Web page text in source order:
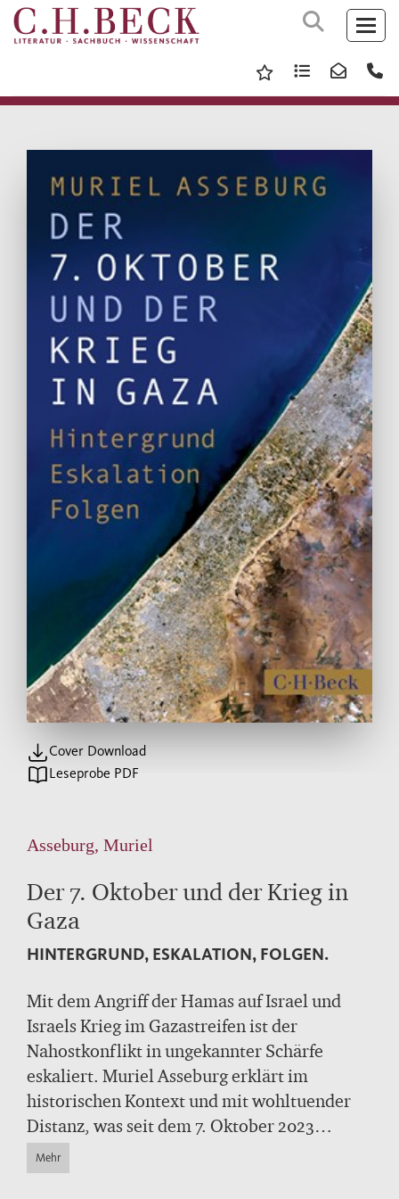
Cover Download
Leseprobe PDF
Asseburg, Muriel
Der 7. Oktober und der Krieg in
Gaza
HINTERGRUND, ESKALATION, FOLGEN.
Mit dem Angriff der Hamas auf Israel und
Israels Krieg im Gazastreifen ist der
Nahostkonflikt in ungekannter Schärfe
eskaliert. Muriel Asseburg erklärt im
historischen Kontext und mit wohltuender
Distanz, was seit dem 7. Oktober 2023
passiert ist, welche Akteure in den Konflikt
involviert sind und welche Folgen der Krieg
Mehr